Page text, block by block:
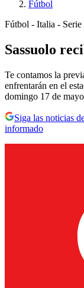
Fútbol
Fútbol - Italia - Serie
Sassuolo
Te contamos la
enfrentarán en el
domingo 17 de
Siga las noticias
informado